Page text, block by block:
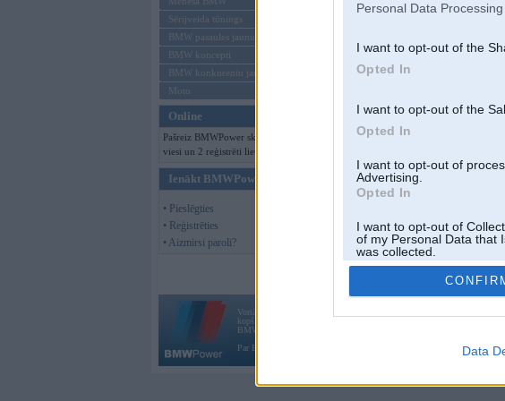
Personal Data
I want to opt-out of the
Opted In
I want to opt-out of the
Opted In
I want to opt-out of
Advertising.
Opted In
I want to opt-out of
of my Personal Data that
was collected.
Opted Out
Data
Sērijveida tūnings
BMW pasaules jaunumi
BMW koncepti
BMW konkurentu jaunumi
Moto
Online
Pašreiz BMWPower skatās 111
viesi un 2 reģistrēti lietotāji.
Ienākt BMWPower
• Pieslēgties
• Reģistrēties
• Aizmirsi paroli?
Vortāls BMWPower.lv darbojas
kopš 2002. gada 14. maija. Tas nav auto klubs un nav saistīts ar
BMW AG.
Par BMWPower